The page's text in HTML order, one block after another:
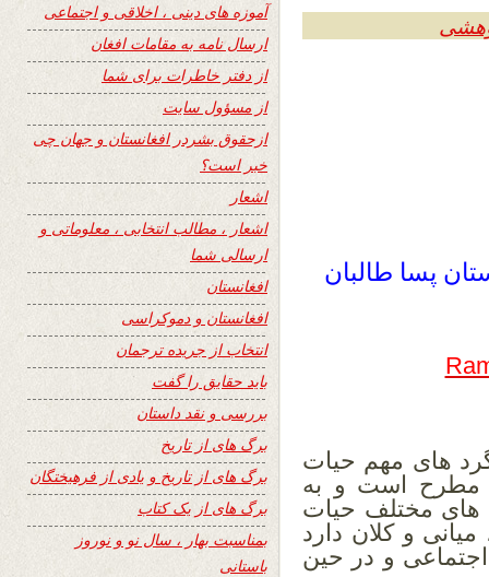
پسا طالبان
های مهم حیات
مطرح است و به
های مختلف حیات
و کلان دارد
و در حین
آموزه های دینی ، اخلاقی و اجتماعی
ارسال نامه به مقامات افغان
از دفتر خاطرات برای شما
از مسؤول سایت
ازحقوق بشردر افغانستان و جهان چی
خبر است؟
اشعار
اشعار ، مطالب انتخابی ، معلوماتی و
ارسالی شما
افغانستان
افغانستان و دموکراسی
انتخاب از جریده ترجمان
باید حقایق را گفت
بررسی و نقد داستان
برگ های از تاریخ
برگ های از تاریخ و یادی از فرهیختگان
برگ های از یک کتاب
بمناسبت بهار ، سال نو و نوروز
باستانی